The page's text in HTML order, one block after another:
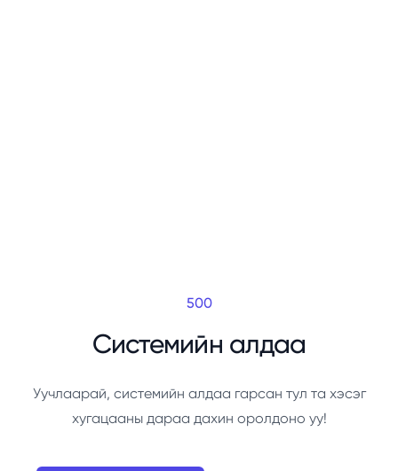
500
Системийн алдаа
Уучлаарай, системийн алдаа гарсан тул та хэсэг
хугацааны дараа дахин оролдоно уу!